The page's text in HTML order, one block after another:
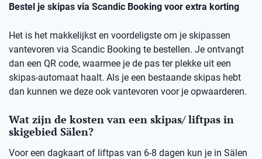
Bestel je skipas via Scandic Booking voor extra korting
Het is het makkelijkst en voordeligste om je skipassen
vantevoren via Scandic Booking te bestellen. Je ontvangt
dan een QR code, waarmee je de pas ter plekke uit een
skipas-automaat haalt. Als je een bestaande skipas hebt
dan kunnen we deze ook vantevoren voor je opwaarderen.
Wat zijn de kosten van een skipas/ liftpas in
skigebied Sälen?
Voor een dagkaart of liftpas van 6-8 dagen kun je in Sälen